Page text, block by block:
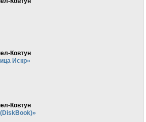
Ковтун
Искр»
Ковтун